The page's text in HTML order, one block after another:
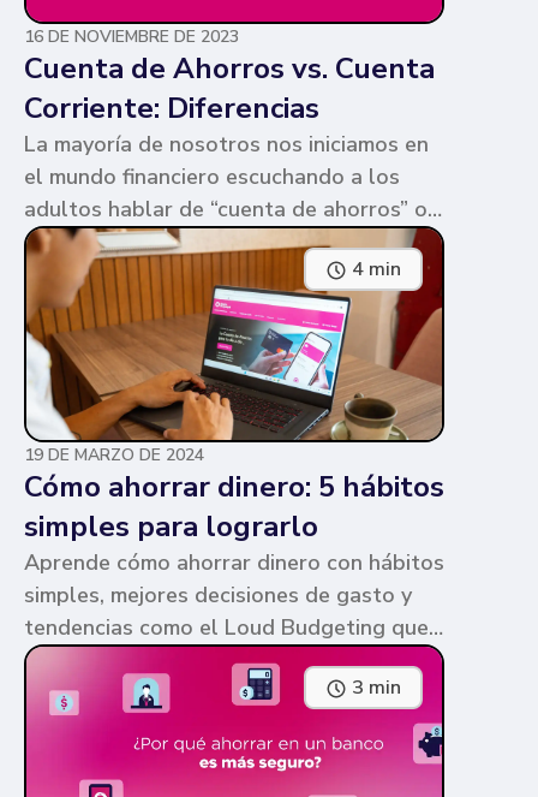
16 DE NOVIEMBRE DE 2023
Cuenta de Ahorros vs. Cuenta
Corriente: Diferencias
La mayoría de nosotros nos iniciamos en
el mundo financiero escuchando a los
adultos hablar de “cuenta de ahorros” o
“cuenta corriente”. Ambas cuentas
parecen similares y puede ser confuso,
pero te contamos en qué consiste cada
una y sus diferencias.
4 min
19 DE MARZO DE 2024
Cómo ahorrar dinero: 5 hábitos
simples para lograrlo
Aprende cómo ahorrar dinero con hábitos
simples, mejores decisiones de gasto y
tendencias como el Loud Budgeting que
pueden ayudarte a cumplir tus metas.
3 min